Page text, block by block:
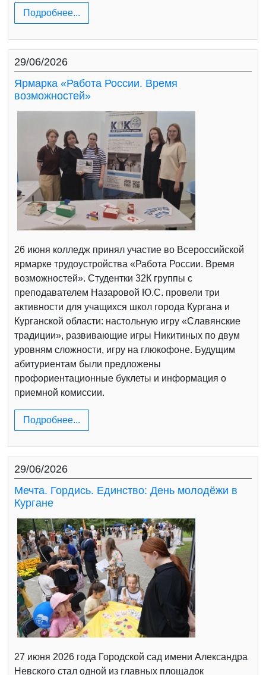
Подробнее...
29/06/2026
Ярмарка «Работа России. Время
возможностей»
26 июня колледж принял участие во Всероссийской
ярмарке трудоустройства «Работа России. Время
возможностей». Студентки 32К группы с
преподавателем Назаровой Ю.С. провели три
активности для учащихся школ города Кургана и
Курганской области: настольную игру «Славянские
традиции», развивающие игры Никитиных по двум
уровням сложности, игру на глюкофоне. Будущим
абитуриентам были предложены
профориентационные буклеты и информация о
приемной комиссии.
Подробнее...
29/06/2026
Мечта. Гордись. Единство: День молодёжи в
Кургане
27 июня 2026 года Городской сад имени Александра
Невского стал одной из главных площадок